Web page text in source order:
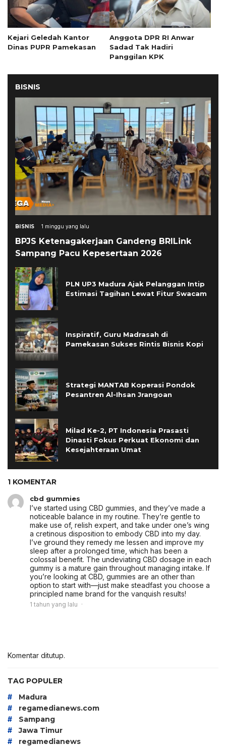
Kejari Geledah Kantor
Dinas PUPR Pamekasan
Anggota DPR RI Anwar
Sadad Tak Hadiri
Panggilan KPK
BISNIS
BISNIS 1 minggu yang lalu
BPJS Ketenagakerjaan Gandeng BRILink
Sampang Pacu Kepesertaan 2026
PLN UP3 Madura Ajak Pelanggan Intip
Estimasi Tagihan Lewat Fitur Swacam
Inspiratif, Guru Madrasah di
Pamekasan Sukses Rintis Bisnis Kopi
Strategi MANTAB Koperasi Pondok
Pesantren Al-Ihsan Jrangoan
Milad Ke-2, PT Indonesia Prasasti
Dinasti Fokus Perkuat Ekonomi dan
Kesejahteraan Umat
1 KOMENTAR
cbd gummies
I’ve started using CBD gummies, and they’ve made a
noticeable balance in my routine. They’re gentle to
make use of, relish expert, and take under one’s wing
a cretinous disposition to embody CBD into my day.
I’ve ground they remedy me lessen and improve my
sleep after a prolonged time, which has been a
colossal benefit. The undeviating CBD dosage in each
gummy is a mature gain throughout managing intake. If
you’re looking at CBD, gummies are an other than
option to start with—just make steadfast you choose a
principled name brand for the vanquish results!
1 tahun yang lalu
Komentar ditutup.
TAG POPULER
# Madura
# regamedianews.com
# Sampang
# Jawa Timur
# regamedianews